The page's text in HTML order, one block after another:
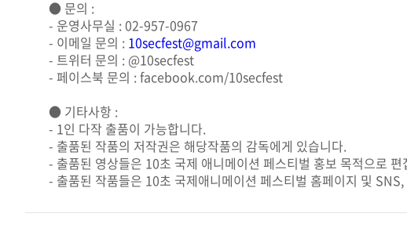
● 문의 :
- 운영사무실 : 02-957-0967
- 이메일 문의 : 10secfest@gmail.com
- 트위터 문의 : @10secfest
- 페이스북 문의 : facebook.com/10secfest
● 기타사항 :
- 1인 다작 출품이 가능합니다.
- 출품된 작품의 저작권은 해당작품의 감독에게 있습니다.
- 출품된 영상들은 10초 국제 애니메이션 페스티벌 홍보 목적으로
- 출품된 작품들은 10초 국제애니메이션 페스티벌 홈페이지 및